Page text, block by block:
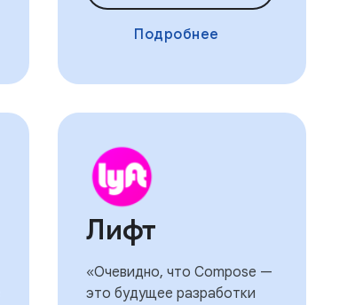
Подробнее
Лифт
«Очевидно, что Compose —
это будущее разработки